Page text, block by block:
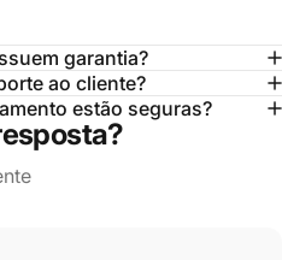
garantia?
ao cliente?
estão seguras?